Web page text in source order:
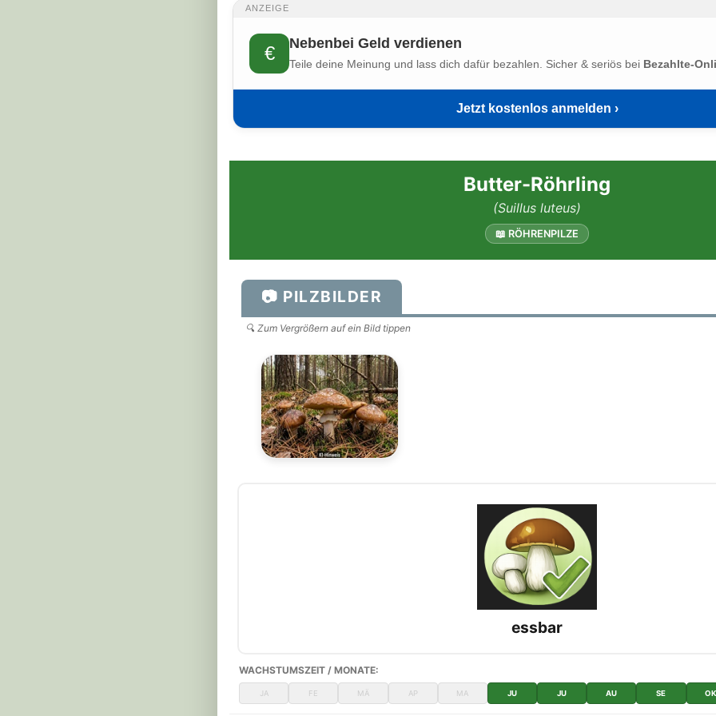
ANZEIGE
€ Nebenbei Geld verdienen
Teile deine Meinung und lass dich dafür bezahlen. Sicher & seriös bei Bezahlte-
Jetzt kostenlos anmelden ›
Butter-Röhrling
(Suillus luteus)
📖 RÖHRENPILZE
📷 PILZBILDER
🔍 Zum Vergrößern auf ein Bild tippen
essbar
WACHSTUMSZEIT / MONATE:
JA FE MÄ AP MA JU JU AU SE OK